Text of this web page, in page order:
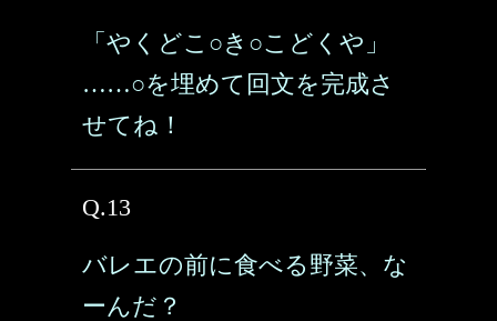
「やくどこ○き○こどくや」
……○を埋めて回文を完成さ
せてね！
Q.13
バレエの前に食べる野菜、な
ーんだ？